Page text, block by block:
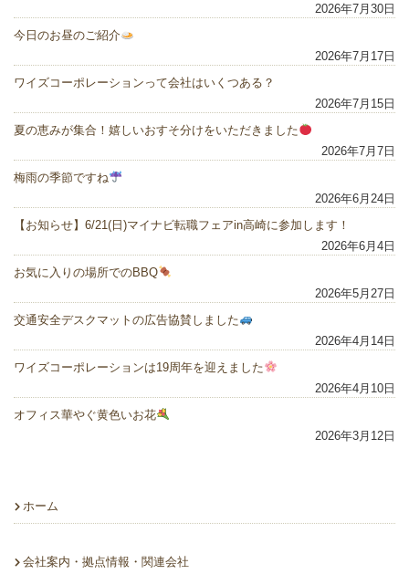
2026年7月30日
今日のお昼のご紹介
2026年7月17日
ワイズコーポレーションって会社はいくつある？
2026年7月15日
夏の恵みが集合！嬉しいおすそ分けをいただきました
2026年7月7日
梅雨の季節ですね
2026年6月24日
【お知らせ】6/21(日)マイナビ転職フェアin高崎に参加します！
2026年6月4日
お気に入りの場所でのBBQ
2026年5月27日
交通安全デスクマットの広告協賛しました
2026年4月14日
ワイズコーポレーションは19周年を迎えました
2026年4月10日
オフィス華やぐ黄色いお花
2026年3月12日
ホーム
会社案内・拠点情報・関連会社